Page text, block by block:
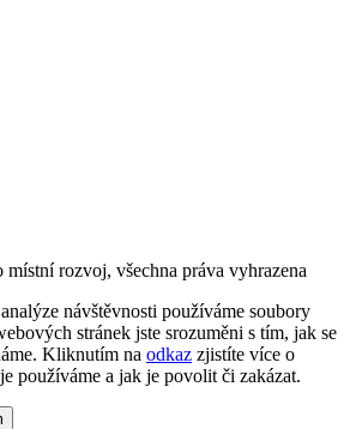
rozvoj, všechna práva vyhrazena
návštěvnosti používáme soubory
stránek jste srozuměni s tím, jak se
Kliknutím na odkaz zjistíte více o
používáme a jak je povolit či zakázat.